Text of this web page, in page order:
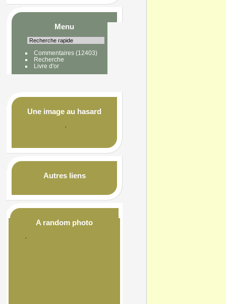
Menu
Commentaires(12403)
Recherche
Livre d'or
Une image au hasard
Autres liens
A random photo